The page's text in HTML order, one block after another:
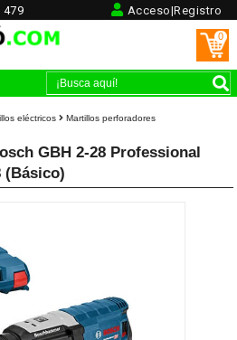
479 Acceso|Registro
0
eléctricos Martillos perforadores
GBH 2-28 Professional
(Básico)